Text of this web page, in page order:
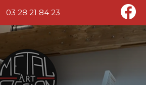
03 28 21 84 23